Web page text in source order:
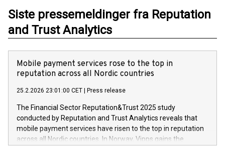
Siste pressemeldinger fra Reputation
and Trust Analytics
Mobile payment services rose to the top in
reputation across all Nordic countries
25.2.2026 23:01:00 CET Press release
The Financial Sector Reputation&Trust 2025 study
conducted by Reputation and Trust Analytics reveals that
mobile payment services have risen to the top in reputation
across all Nordic countries. In Norway, Vipps gains the